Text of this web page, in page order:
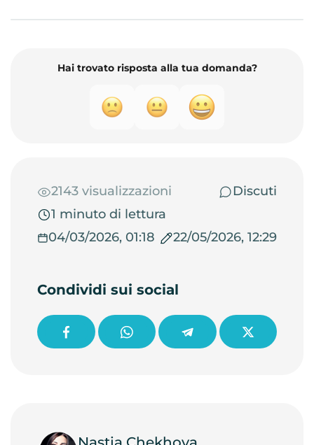
Hai trovato risposta alla tua domanda?
2143 visualizzazioni
Discuti
1 minuto di lettura
04/03/2026, 01:18
22/05/2026, 12:29
Condividi sui social